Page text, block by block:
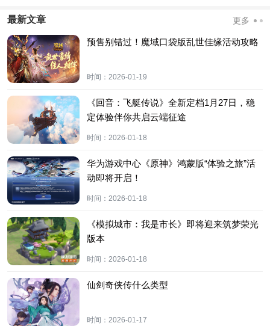
最新文章 更多
预售别错过！魔域口袋版乱世佳缘活动攻略
时间： 2026-01-19
《回音：飞艇传说》全新定档1月27日，稳
定体验伴你共启云端征途
时间： 2026-01-18
华为游戏中心《原神》鸿蒙版“体验之旅”活
动即将开启！
时间： 2026-01-18
《模拟城市：我是市长》即将迎来筑梦荣光
版本
时间： 2026-01-18
仙剑奇侠传什么类型
时间： 2026-01-17